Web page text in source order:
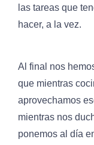
las tareas que
hacer, a la vez.
Al final nos
que mientras
aprovechamos
mientras nos
ponemos al día